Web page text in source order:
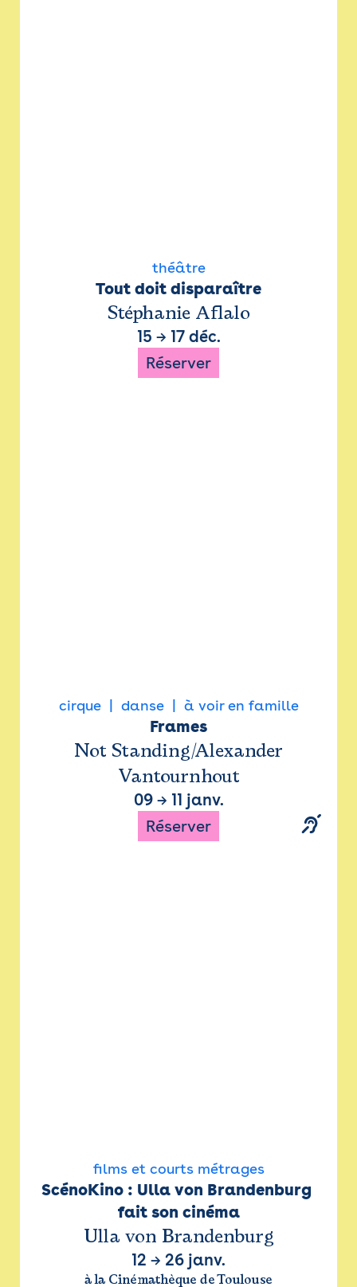
théâtre
Tout doit disparaître
Stéphanie Aflalo
15 → 17 déc.
Réserver
cirque danse à voir en famille
Frames
Not Standing/Alexander
Vantournhout
09→ 11 janv.
Réserver
films et courts métrages
ScénoKino : Ulla von Brandenburg
fait son cinéma
Ulla von Brandenburg
12 → 26 janv.
à la Cinémathèque de Toulouse